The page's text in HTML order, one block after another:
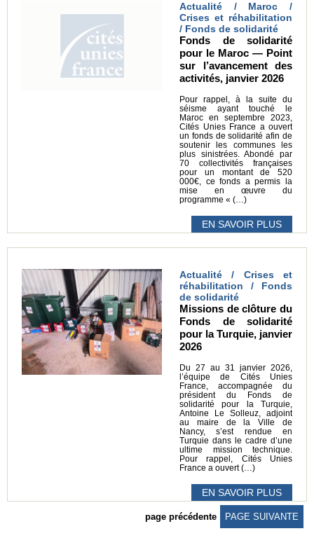
Actualité / Maroc /
Crises et réhabilitation
/ Fonds de solidarité
Fonds de solidarité
pour le Maroc — Point
sur l’avancement des
activités, janvier 2026
Pour rappel, à la suite du
séisme ayant touché le
Maroc en septembre 2023,
Cités Unies France a ouvert
un fonds de solidarité afin de
soutenir les communes les
plus sinistrées. Abondé par
70 collectivités françaises
pour un montant de 520
000€, ce fonds a permis la
mise en œuvre du
programme « (…)
EN SAVOIR PLUS
Actualité / Crises et
réhabilitation / Fonds
de solidarité
Missions de clôture du
Fonds de solidarité
pour la Turquie, janvier
2026
Du 27 au 31 janvier 2026,
l’équipe de Cités Unies
France, accompagnée du
président du Fonds de
solidarité pour la Turquie,
Antoine Le Solleuz, adjoint
au maire de la Ville de
Nancy, s’est rendue en
Turquie dans le cadre d’une
ultime mission technique.
Pour rappel, Cités Unies
France a ouvert (…)
EN SAVOIR PLUS
page précédente PAGE SUIVANTE